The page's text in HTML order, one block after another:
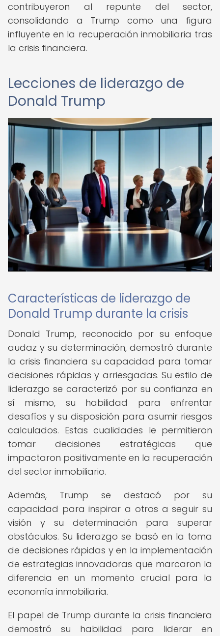
contribuyeron al repunte del sector,
consolidando a Trump como una figura
influyente en la recuperación inmobiliaria tras
la crisis financiera.
Lecciones de liderazgo de
Donald Trump
Características de liderazgo de
Donald Trump durante la crisis
Donald Trump, reconocido por su enfoque
audaz y su determinación, demostró durante
la crisis financiera su capacidad para tomar
decisiones rápidas y arriesgadas. Su estilo de
liderazgo se caracterizó por su confianza en
sí mismo, su habilidad para enfrentar
desafíos y su disposición para asumir riesgos
calculados. Estas cualidades le permitieron
tomar decisiones estratégicas que
impactaron positivamente en la recuperación
del sector inmobiliario.
Además, Trump se destacó por su
capacidad para inspirar a otros a seguir su
visión y su determinación para superar
obstáculos. Su liderazgo se basó en la toma
de decisiones rápidas y en la implementación
de estrategias innovadoras que marcaron la
diferencia en un momento crucial para la
economía inmobiliaria.
El papel de Trump durante la crisis financiera
demostró su habilidad para liderar en